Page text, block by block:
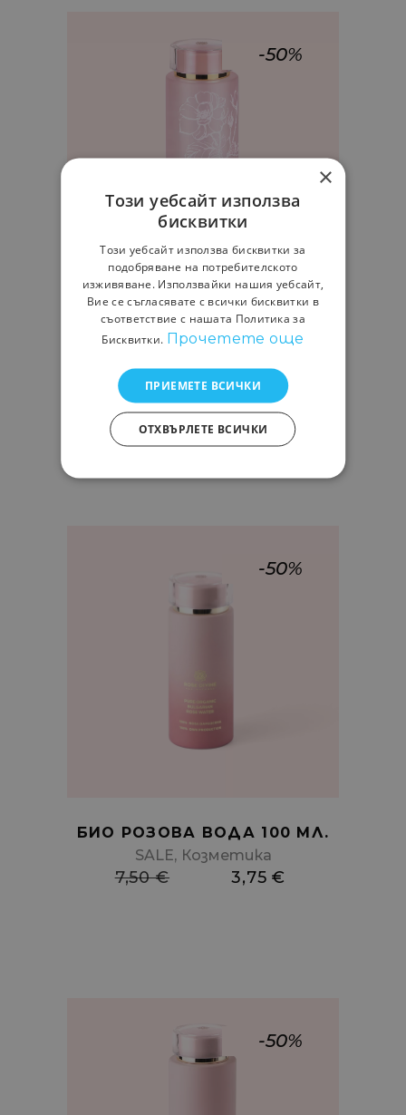
-50%
БИО МИЦЕЛАРНА
ПОЧИСТВАЩА РОЗОВА ВОДА
SALE,Козметика
10,90€ 5,45€
-50%
cart
БИО РОЗОВА ВОДА 100 МЛ.
SALE, Козметика
7,50€ 3,75€
-50%
×
Този уебсайт използва
бисквитки
Този уебсайт използва бисквитки за
подобряване на потребителското
изживяване. Използвайки нашия уебсайт,
Вие се съгласявате с всички бисквитки в
съответствие с нашата Политика за
Бисквитки. Прочетете още
ПРИЕМЕТЕ ВСИЧКИ
ОТХВЪРЛЕТЕ ВСИЧКИ